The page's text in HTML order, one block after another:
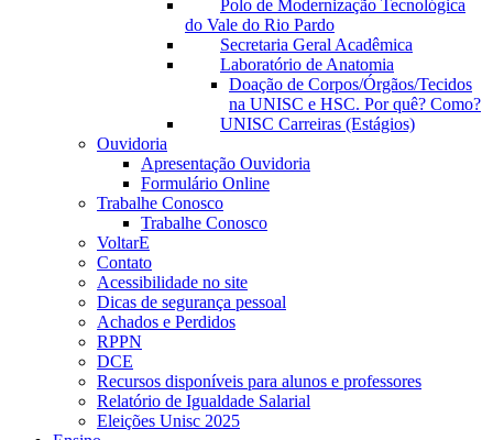
Polo de Modernização Tecnológica
do Vale do Rio Pardo
Secretaria Geral Acadêmica
Laboratório de Anatomia
Doação de Corpos/Órgãos/Tecidos
na UNISC e HSC. Por quê? Como?
UNISC Carreiras (Estágios)
Ouvidoria
Apresentação Ouvidoria
Formulário Online
Trabalhe Conosco
Trabalhe Conosco
VoltarE
Contato
Acessibilidade no site
Dicas de segurança pessoal
Achados e Perdidos
RPPN
DCE
Recursos disponíveis para alunos e professores
Relatório de Igualdade Salarial
Eleições Unisc 2025